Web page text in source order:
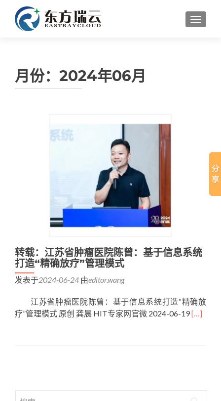
切换导
月份： 2024年06月
转载：江苏省肿瘤医院陈曾：基于信息系统
打造“精确放疗”管理模式
发表于2024-06-24 由editor.wang
江苏省肿瘤医院陈曾：基于信息系统打造“精确放
疗”管理模式 原创 龚晨 HIT专家网官微 2024-06-19[…]
搜索：